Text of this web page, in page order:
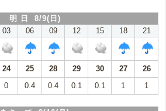
明 日 8/9(日)
03 06 09 12 15 18
21
24 25 28 29 30 27
26
0 0.4 0.4 0.1 0.1 1 1